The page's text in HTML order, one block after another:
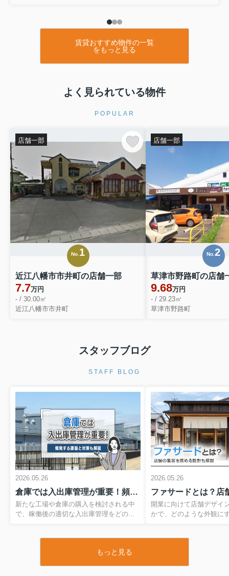
賃貸おすすめ物件の一覧
をもっと見る
よく見られている物件
POPULAR
No. 1
近江八幡市市井町の店舗一部
7.7万円
- / 30.00㎡
近江八幡市市井町
店舗一部
No. 2
草津市野路町の店舗
9.68万円
- / 29.23㎡
草津市野路町
店舗一部
スタッフブログ
STAFF BLOG
2026.05.26
倉庫では入出庫管理が重要！頻発する課題と対策も解説
新たな工場や倉庫の購入を検討される中
で、稼働後の適切な入出庫管理をどのよ
によるキャッシュフローの悪化を招いて
2026.05.26
開業に向けて店舗デザイ
かで、どのような外観に
もっと見る